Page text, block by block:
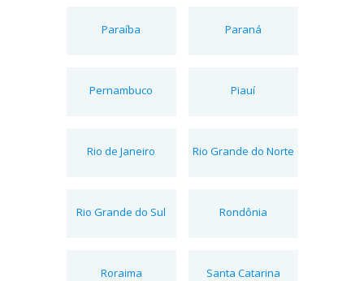
Paraíba Paraná
Pernambuco Piauí
Rio de Janeiro Rio Grande do Norte
Rio Grande do Sul Rondônia
Roraima Santa Catarina